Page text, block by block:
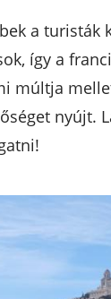
a turisták
így a
múltja
nyújt.